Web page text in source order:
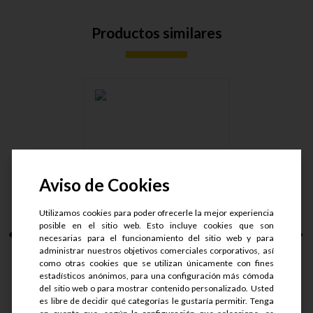
Productos similares
47.8
S/.35.85
Aviso de Cookies
Utilizamos cookies para poder ofrecerle la mejor experiencia
posible en el sitio web. Esto incluye cookies que son
necesarias para el funcionamiento del sitio web y para
administrar nuestros objetivos comerciales corporativos, así
como otras cookies que se utilizan únicamente con fines
estadísticos anónimos, para una configuración más cómoda
del sitio web o para mostrar contenido personalizado. Usted
es libre de decidir qué categorías le gustaría permitir. Tenga